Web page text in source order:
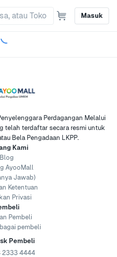
Masuk
Perdagangan Melalui
telah terdaftar secara resmi untuk
Bela Pengadaan LKPP.
Kami
Blog
AyooMall
Jawab)
Ketentuan
Privasi
Pembeli
pembeli
Pembeli
2333 4444